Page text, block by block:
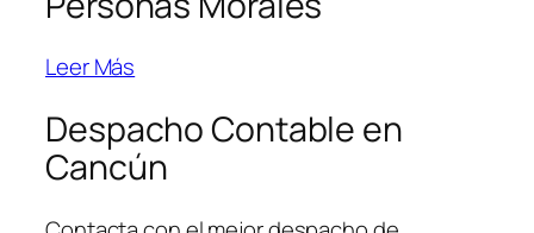
Leer Más
Despacho Contable en
Cancún